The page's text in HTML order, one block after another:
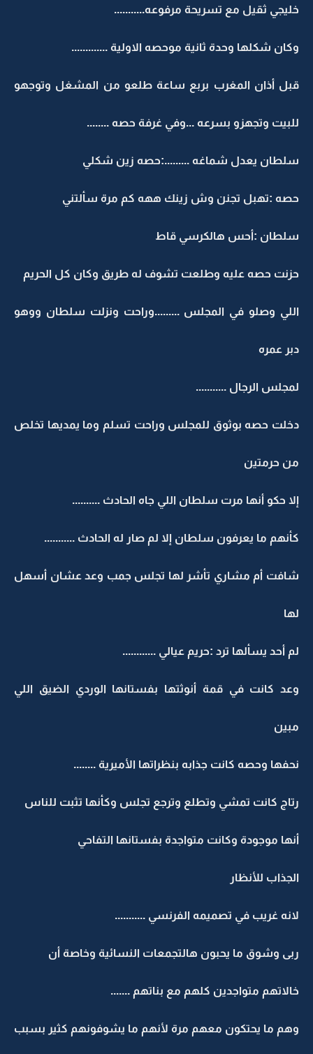
خليجي ثقيل مع تسريحة مرفوعه...........
وكان شكلها وحدة ثانية موحصه الاولية .............
قبل أذان المغرب بربع ساعة طلعو من المشغل وتوجهو
للبيت وتجهزو بسرعه ...وفي غرفة حصه ........
سلطان يعدل شماغه .........:حصه زين شكلي
حصه :تهبل تجنن وش زينك ههه كم مرة سألتني
سلطان :أحس هالكرسي قاط
حزنت حصه عليه وطلعت تشوف له طريق وكان كل الحريم
اللي وصلو في المجلس .........وراحت ونزلت سلطان ووهو
دبر عمره
لمجلس الرجال ...........
دخلت حصه بوثوق للمجلس وراحت تسلم وما يمديها تخلص
من حرمتين
إلا حكو أنها مرت سلطان اللي جاه الحادث ..........
كأنهم ما يعرفون سلطان إلا لم صار له الحادث ...........
شافت أم مشاري تأشر لها تجلس جمب وعد عشان أسهل
لها
لم أحد يسألها ترد :حريم عيالي ............
وعد كانت في قمة أنوثتها بفستانها الوردي الضيق اللي
مبين
نحفها وحصه كانت جذابه بنظراتها الأميرية ........
رتاج كانت تمشي وتطلع وترجع تجلس وكأنها تثبت للناس
أنها موجودة وكانت متواجدة بفستانها التفاحي
الجذاب للأنظار
لانه غريب في تصميمه الفرنسي ...........
ربى وشوق ما يحبون هالتجمعات النسائية وخاصة أن
خالاتهم متواجدين كلهم مع بناتهم .......
وهم ما يحتكون معهم مرة لأنهم ما يشوفونهم كثير بسبب